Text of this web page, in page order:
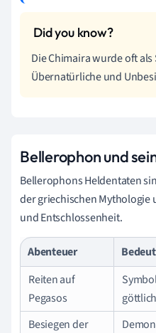
Die Chimaira wurde oft
Übernatürliche und
Bellerophon und
Bellerophons Heldentaten
der griechischen Mythologie
und Entschlossenheit.
Abenteuer
Reiten auf
Pegasos
Besiegen der